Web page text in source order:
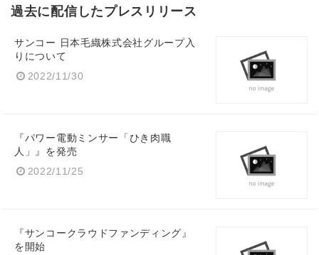
過去に配信したプレスリリース
サンコー 日本毛織株式会社グループ入
りについて
2022/11/30
『パワー電動ミンサー「ひき肉職
人」』を発売
2022/11/25
『サンコークラウドファンディング』
を開始